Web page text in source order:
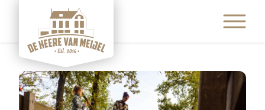
EVENEMENTEN
FEESTEN & PARTIJEN
CONTACT